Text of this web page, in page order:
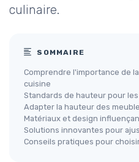
culinaire.
SOMMAIRE
Comprendre l'importance de
cuisine
Standards de hauteur pour
Adapter la hauteur des
Matériaux et design
Solutions innovantes pour
Conseils pratiques pour